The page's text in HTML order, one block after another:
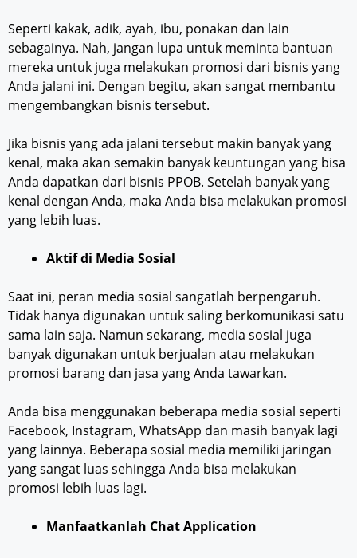
Seperti kakak, adik, ayah, ibu, ponakan dan lain
sebagainya. Nah, jangan lupa untuk meminta bantuan
mereka untuk juga melakukan promosi dari bisnis yang
Anda jalani ini. Dengan begitu, akan sangat membantu
mengembangkan bisnis tersebut.
Jika bisnis yang ada jalani tersebut makin banyak yang
kenal, maka akan semakin banyak keuntungan yang bisa
Anda dapatkan dari bisnis PPOB. Setelah banyak yang
kenal dengan Anda, maka Anda bisa melakukan promosi
yang lebih luas.
Aktif di Media Sosial
Saat ini, peran media sosial sangatlah berpengaruh.
Tidak hanya digunakan untuk saling berkomunikasi satu
sama lain saja. Namun sekarang, media sosial juga
banyak digunakan untuk berjualan atau melakukan
promosi barang dan jasa yang Anda tawarkan.
Anda bisa menggunakan beberapa media sosial seperti
Facebook, Instagram, WhatsApp dan masih banyak lagi
yang lainnya. Beberapa sosial media memiliki jaringan
yang sangat luas sehingga Anda bisa melakukan
promosi lebih luas lagi.
Manfaatkanlah Chat Application